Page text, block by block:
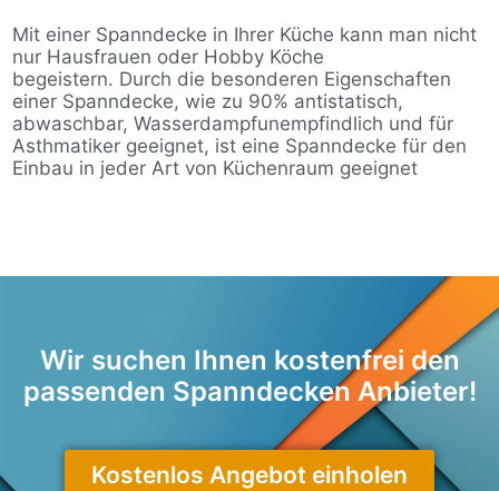
Mit einer Spanndecke in Ihrer Küche kann man nicht
nur Hausfrauen oder Hobby Köche
begeistern. Durch die besonderen Eigenschaften
einer Spanndecke, wie zu 90% antistatisch,
abwaschbar, Wasserdampfunempfindlich und für
Asthmatiker geeignet, ist eine Spanndecke für den
Einbau in jeder Art von Küchenraum geeignet
Wir suchen Ihnen kostenfrei den
passenden Spanndecken Anbieter!
Kostenlos Angebot einholen